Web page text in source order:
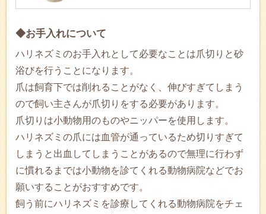
◆お手入れについて
ハリネズミのお手入れとして必要なことは爪切りと砂
浴びを行うことになります。
爪は飼育下では削れることがなく、伸びすぎてしまう
ので飼い主さんが爪切りをする必要があります。
爪切りは小動物用のものやニッパーを使用します。
ハリネズミの爪には血管が通っているため切りすぎて
しまうと出血してしまうことがあるので無理に行わず
に慣れるまでは小動物を診てくれる動物病院などでお
願いすることがおすすめです。
飼う前にハリネズミを診療してくれる動物病院をチェ